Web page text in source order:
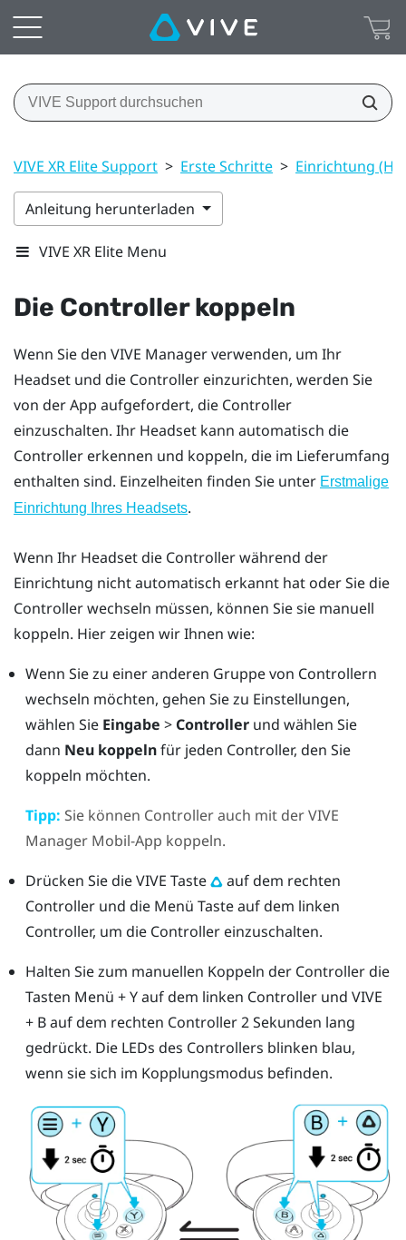
VIVE XR Elite Support > Erste Schritte > Einrichtung
Anleitung herunterladen
VIVE XR Elite Menu
Die Controller koppeln
Wenn Sie den VIVE Managerverwenden, um Ihr
Headset und die Controller einzurichten, werden Sie
von der App aufgefordert, die Controller
einzuschalten. Ihr Headset kann automatisch die
Controller erkennen und koppeln, die im Lieferumfang
enthalten sind. Einzelheiten finden Sie unter Erstmalige
Einrichtung Ihres Headsets.
Wenn Ihr Headset die Controller während der
Einrichtung nicht automatisch erkannt hat oder Sie die
Controller wechseln müssen, können Sie sie manuell
koppeln. Hier zeigen wir Ihnen wie:
Wenn Sie zu einer anderen Gruppe von Controllern
wechseln möchten, gehen Sie zu Einstellungen,
wählen Sie Eingabe > Controllerund wählen Sie
dann Neu koppelnfür jeden Controller, den Sie
koppeln möchten.
Tipp: Sie können Controller auch mit derVIVE
ManagerMobil-App koppeln.
Drücken Sie dieVIVE Taste
auf dem rechten
Controller und die Menü Taste auf dem linken
Controller, um die Controller einzuschalten.
Halten Sie zum manuellen Koppeln der Controller die
Tasten Menü +Yauf dem linken Controller und VIVE
+ Bauf dem rechten Controller 2 Sekunden lang
gedrückt. Die LEDs des Controllers blinken blau,
wenn sie sich im Kopplungsmodus befinden.